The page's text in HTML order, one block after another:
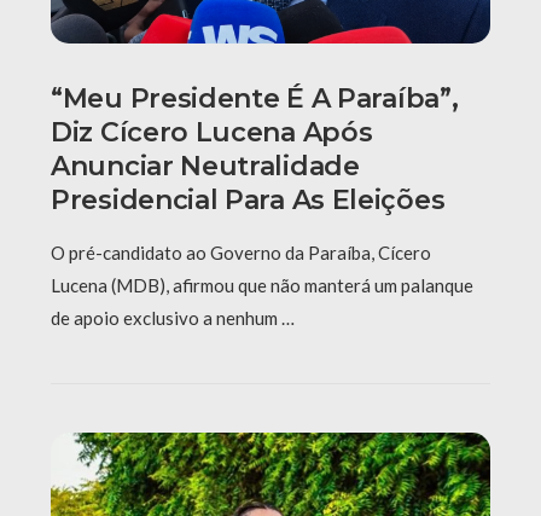
“Meu Presidente É A Paraíba”,
Diz Cícero Lucena Após
Anunciar Neutralidade
Presidencial Para As Eleições
O pré-candidato ao Governo da Paraíba, Cícero
Lucena (MDB), afirmou que não manterá um palanque
de apoio exclusivo a nenhum …